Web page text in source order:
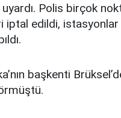
Polis birçok
edildi, istasyonlar
başkenti